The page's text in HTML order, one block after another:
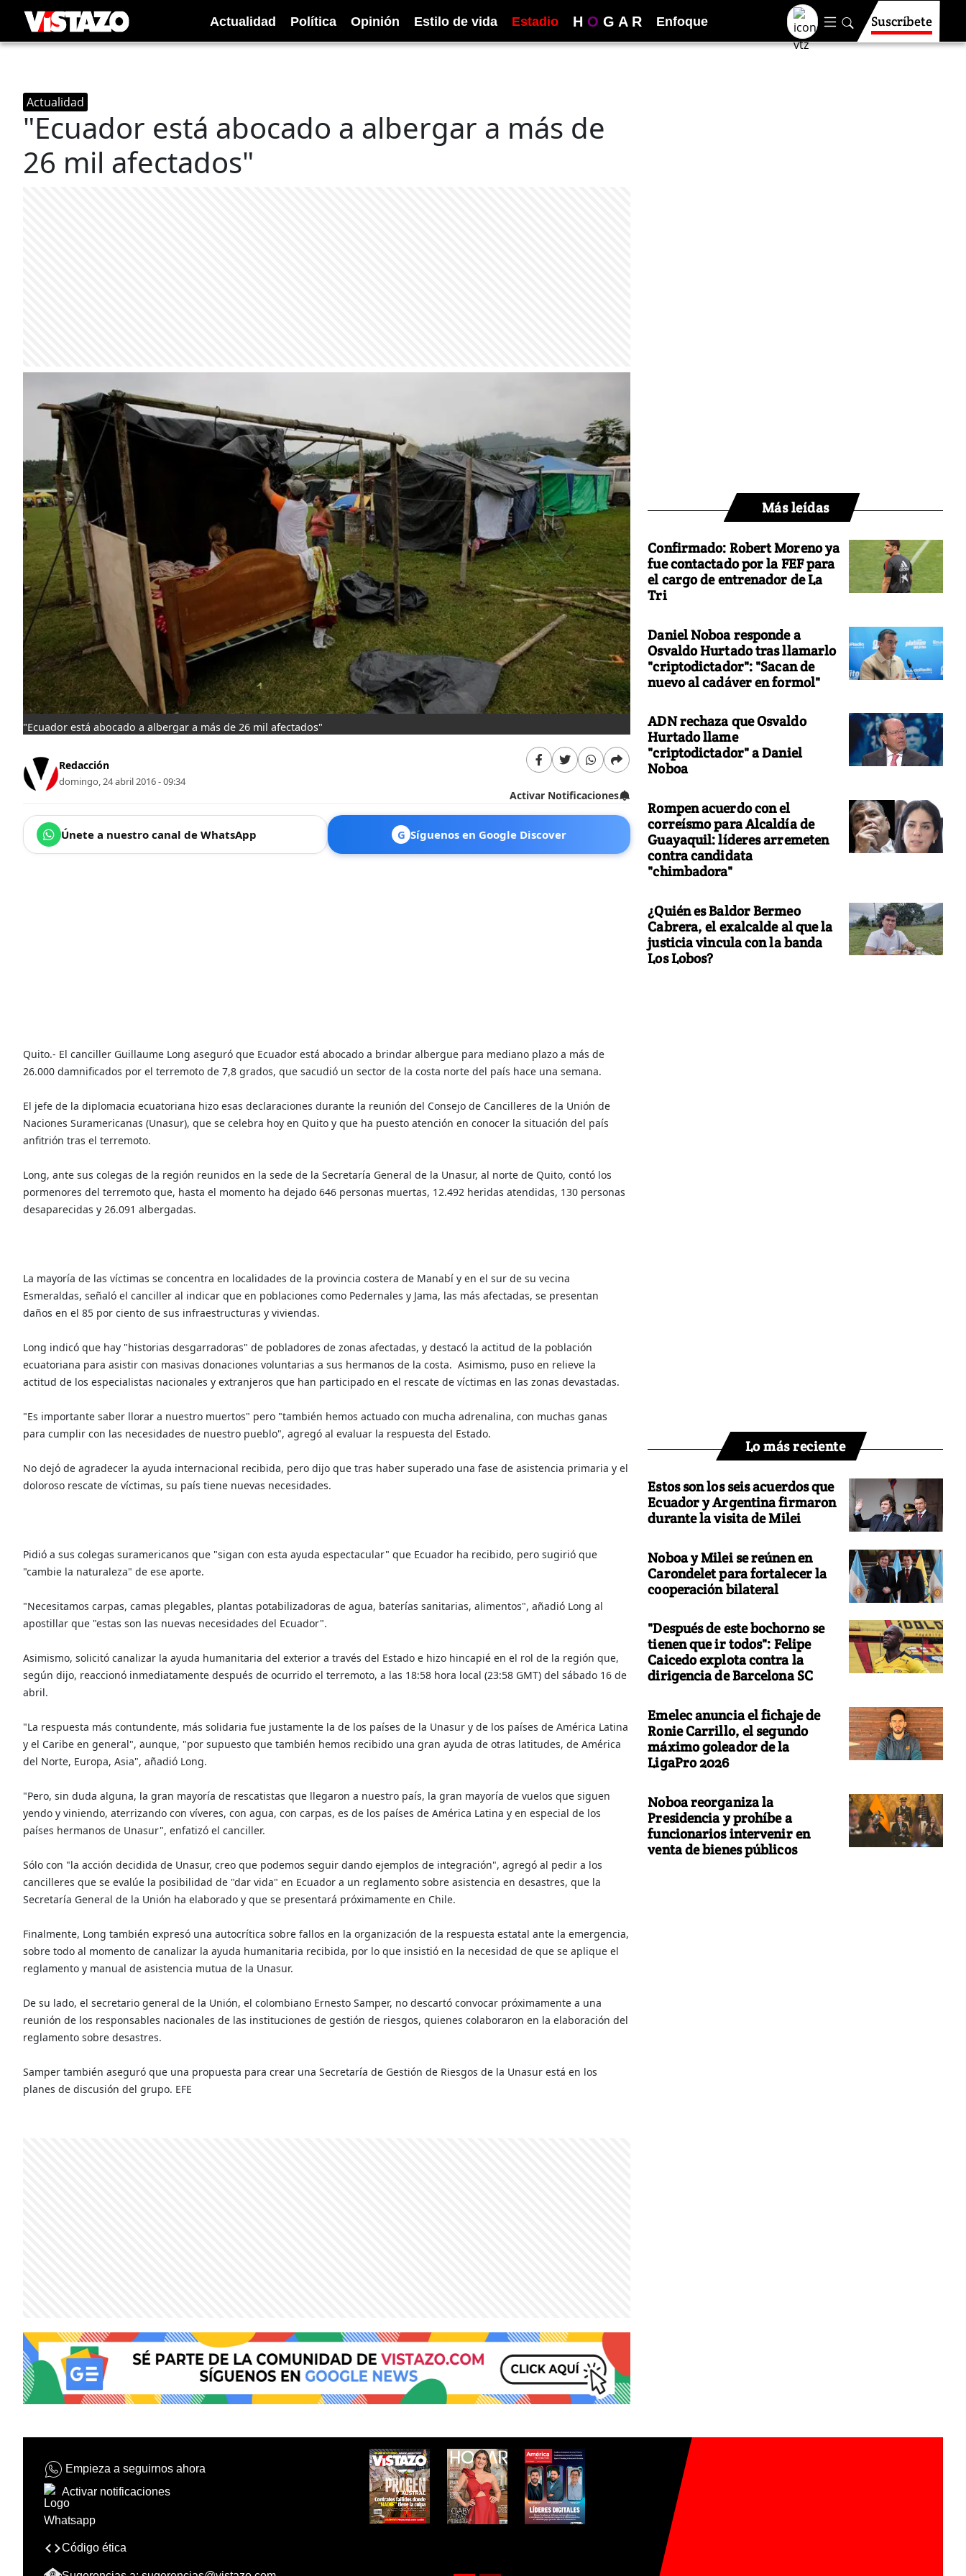
Actualidad Política Opinión Estilo de vida Estadio H O G A R Enfoque Suscríbete
Actualidad
"Ecuador está abocado a albergar a más de
26 mil afectados"
"Ecuador está abocado a albergar a más de 26 mil afectados"
Redacción
domingo, 24 abril 2016 - 09:34
Activar Notificaciones
Únete a nuestro canal de WhatsApp G Síguenos en Google Discover
Quito.- El canciller Guillaume Long aseguró que Ecuador está abocado a brindar albergue para mediano plazo a más de
26.000 damnificados por el terremoto de 7,8 grados, que sacudió un sector de la costa norte del país hace una semana.
El jefe de la diplomacia ecuatoriana hizo esas declaraciones durante la reunión del Consejo de Cancilleres de la Unión de
Naciones Suramericanas (Unasur), que se celebra hoy en Quito y que ha puesto atención en conocer la situación del país
anfitrión tras el terremoto.
Long, ante sus colegas de la región reunidos en la sede de la Secretaría General de la Unasur, al norte de Quito, contó los
pormenores del terremoto que, hasta el momento ha dejado 646 personas muertas, 12.492 heridas atendidas, 130 personas
desaparecidas y 26.091 albergadas.
La mayoría de las víctimas se concentra en localidades de la provincia costera de Manabí y en el sur de su vecina
Esmeraldas, señaló el canciller al indicar que en poblaciones como Pedernales y Jama, las más afectadas, se presentan
daños en el 85 por ciento de sus infraestructuras y viviendas.
Long indicó que hay "historias desgarradoras" de pobladores de zonas afectadas, y destacó la actitud de la población
ecuatoriana para asistir con masivas donaciones voluntarias a sus hermanos de la costa. Asimismo, puso en relieve la
actitud de los especialistas nacionales y extranjeros que han participado en el rescate de víctimas en las zonas devastadas.
"Es importante saber llorar a nuestro muertos" pero "también hemos actuado con mucha adrenalina, con muchas ganas
para cumplir con las necesidades de nuestro pueblo", agregó al evaluar la respuesta del Estado.
No dejó de agradecer la ayuda internacional recibida, pero dijo que tras haber superado una fase de asistencia primaria y el
doloroso rescate de víctimas, su país tiene nuevas necesidades.
Pidió a sus colegas suramericanos que "sigan con esta ayuda espectacular" que Ecuador ha recibido, pero sugirió que
"cambie la naturaleza" de ese aporte.
"Necesitamos carpas, camas plegables, plantas potabilizadoras de agua, baterías sanitarias, alimentos", añadió Long al
apostillar que "estas son las nuevas necesidades del Ecuador".
Asimismo, solicitó canalizar la ayuda humanitaria del exterior a través del Estado e hizo hincapié en el rol de la región que,
según dijo, reaccionó inmediatamente después de ocurrido el terremoto, a las 18:58 hora local (23:58 GMT) del sábado 16 de
abril.
"La respuesta más contundente, más solidaria fue justamente la de los países de la Unasur y de los países de América Latina
y el Caribe en general", aunque, "por supuesto que también hemos recibido una gran ayuda de otras latitudes, de América
del Norte, Europa, Asia", añadió Long.
"Pero, sin duda alguna, la gran mayoría de rescatistas que llegaron a nuestro país, la gran mayoría de vuelos que siguen
yendo y viniendo, aterrizando con víveres, con agua, con carpas, es de los países de América Latina y en especial de los
países hermanos de Unasur", enfatizó el canciller.
Sólo con "la acción decidida de Unasur, creo que podemos seguir dando ejemplos de integración", agregó al pedir a los
cancilleres que se evalúe la posibilidad de "dar vida" en Ecuador a un reglamento sobre asistencia en desastres, que la
Secretaría General de la Unión ha elaborado y que se presentará próximamente en Chile.
Finalmente, Long también expresó una autocrítica sobre fallos en la organización de la respuesta estatal ante la emergencia,
sobre todo al momento de canalizar la ayuda humanitaria recibida, por lo que insistió en la necesidad de que se aplique el
reglamento y manual de asistencia mutua de la Unasur.
De su lado, el secretario general de la Unión, el colombiano Ernesto Samper, no descartó convocar próximamente a una
reunión de los responsables nacionales de las instituciones de gestión de riesgos, quienes colaboraron en la elaboración del
reglamento sobre desastres.
Samper también aseguró que una propuesta para crear una Secretaría de Gestión de Riesgos de la Unasur está en los
planes de discusión del grupo. EFE
Más leídas
Confirmado: Robert Moreno ya
fue contactado por la FEF para
el cargo de entrenador de La
Tri
Daniel Noboa responde a
Osvaldo Hurtado tras llamarlo
"criptodictador": "Sacan de
nuevo al cadáver en formol"
ADN rechaza que Osvaldo
Hurtado llame
"criptodictador" a Daniel
Noboa
Rompen acuerdo con el
correísmo para Alcaldía de
Guayaquil: líderes arremeten
contra candidata
"chimbadora"
¿Quién es Baldor Bermeo
Cabrera, el exalcalde al que la
justicia vincula con la banda
Los Lobos?
Lo más reciente
Estos son los seis acuerdos que
Ecuador y Argentina firmaron
durante la visita de Milei
Noboa y Milei se reúnen en
Carondelet para fortalecer la
cooperación bilateral
"Después de este bochorno se
tienen que ir todos": Felipe
Caicedo explota contra la
dirigencia de Barcelona SC
Emelec anuncia el fichaje de
Ronie Carrillo, el segundo
máximo goleador de la
LigaPro 2026
Noboa reorganiza la
Presidencia y prohíbe a
funcionarios intervenir en
venta de bienes públicos
Empieza a seguirnos ahora
Activar notificaciones
Código ética